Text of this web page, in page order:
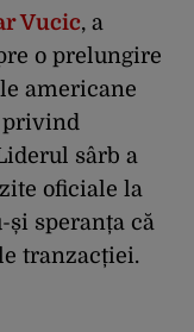
Vucic, a
o prelungire
americane
sârb a
oficiale la
speranța că
tranzacției.